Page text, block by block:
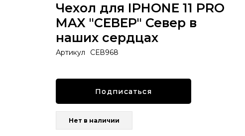
Чехол для IPHONE 11 PRO
MAX "СЕВЕР" Север в
наших сердцах
Артикул СЕВ968
Подписаться
Нет в наличии